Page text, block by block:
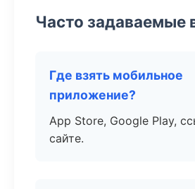
Часто задаваемые
Где взять мобильное
приложение?
App Store, Google Play,
сайте.